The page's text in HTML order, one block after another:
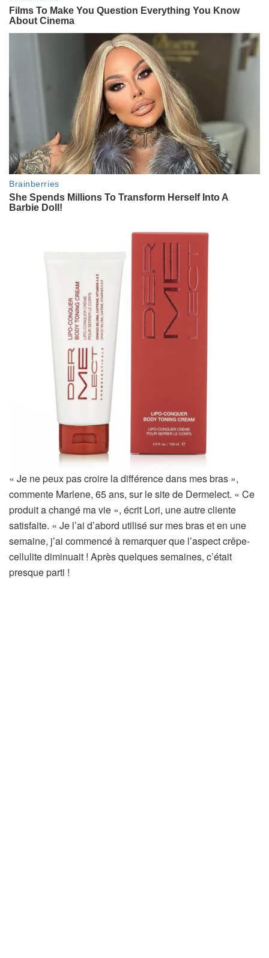
« Je ne peux pas croire la différence dans mes bras »,
commente Marlene, 65 ans, sur le site de Dermelect. « Ce
produit a changé ma vie », écrit Lori, une autre cliente
satisfaite. « Je l’ai d’abord utilisé sur mes bras et en une
semaine, j’ai commencé à remarquer que l’aspect crêpe-
cellulite diminuait ! Après quelques semaines, c’était
presque parti !